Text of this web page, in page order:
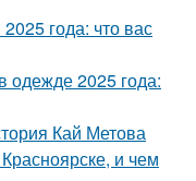
года: что вас
одежде 2025 года:
Кай Метова
и чем